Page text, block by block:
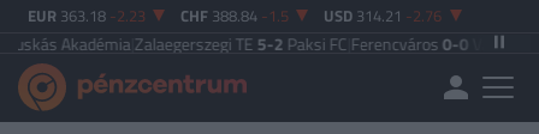
EUR 363.18 -2.23 CHF 388.84 -1.5 USD 314.21 -2.76
Akadémia|Zalaegerszegi TE5-2Paksi FC| Ferencváros0-0Vasas FC